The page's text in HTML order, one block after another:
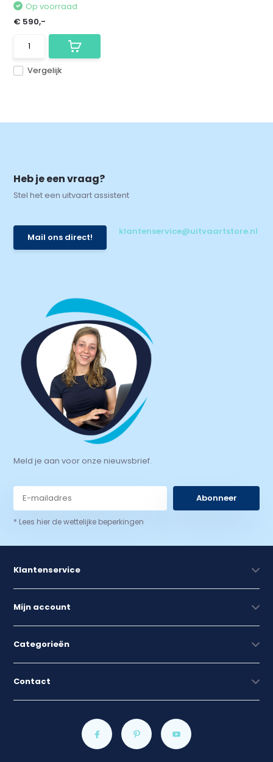
Vergelijk
Op voorraad
€ 590,-
Heb je een vraag?
Stel het een uitvaart assistent
Mail ons direct!
klantenservice@uitvaartstore.nl
Meld je aan voor onze nieuwsbrief.
Abonneer
* Lees hier de wettelijke beperkingen
Klantenservice
Mijn account
Categorieën
Contact